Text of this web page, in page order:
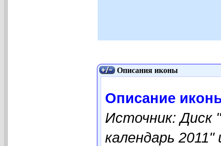
Описания иконы
Описание
Источник: Диск
календарь